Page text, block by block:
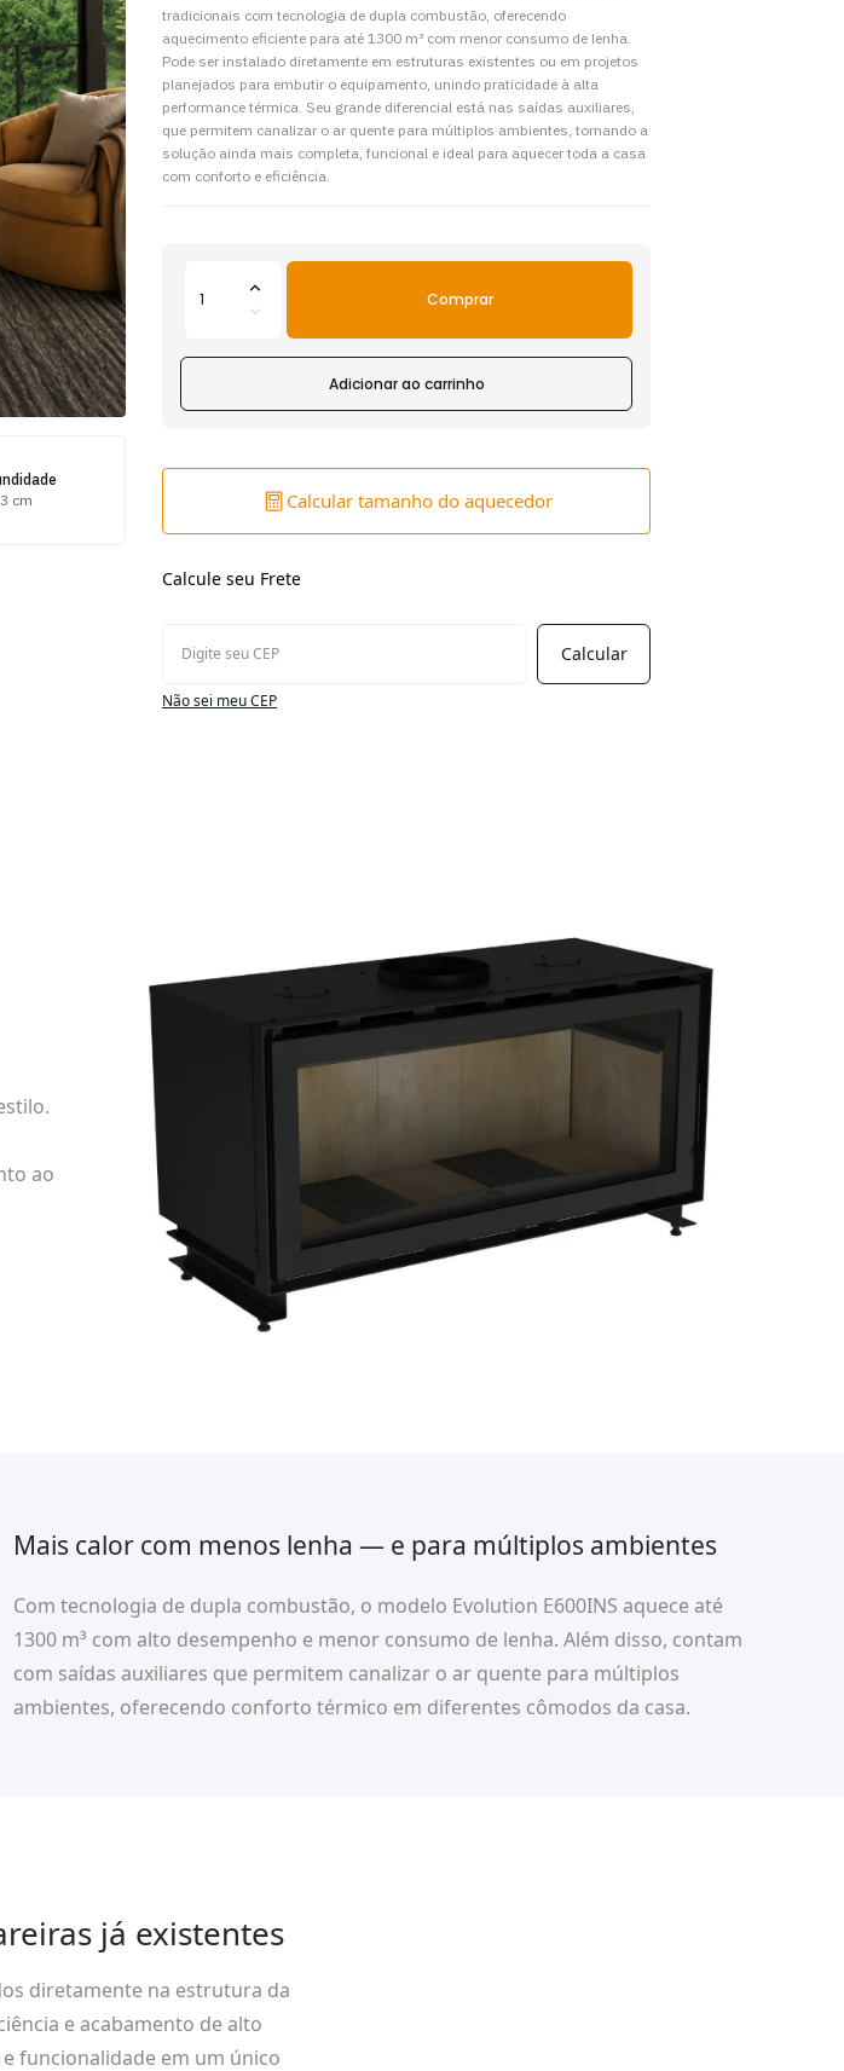
cm
tradicionais com tecnologia de dupla combustão, oferecendo
aquecimento eficiente para até 1300 m³ com menor consumo de lenha.
Pode ser instalado diretamente em estruturas existentes ou em projetos
planejados para embutir o equipamento, unindo praticidade à alta
performance térmica. Seu grande diferencial está nas saídas auxiliares,
que permitem canalizar o ar quente para múltiplos ambientes, tornando a
solução ainda mais completa, funcional e ideal para aquecer toda a casa
com conforto e eficiência.
Comprar
Adicionar ao carrinho
Calcular tamanho do aquecedor
Calcule seu Frete
Não sei meu CEP
ao
Mais calor com menos lenha — e para múltiplos ambientes
Com tecnologia de dupla combustão, o modelo Evolution E600INS aquece até
1300 m³ com alto desempenho e menor consumo de lenha. Além disso, contam
com saídas auxiliares que permitem canalizar o ar quente para múltiplos
ambientes, oferecendo conforto térmico em diferentes cômodos da casa.
já existentes
diretamente na estrutura da
e acabamento de alto
funcionalidade em um único